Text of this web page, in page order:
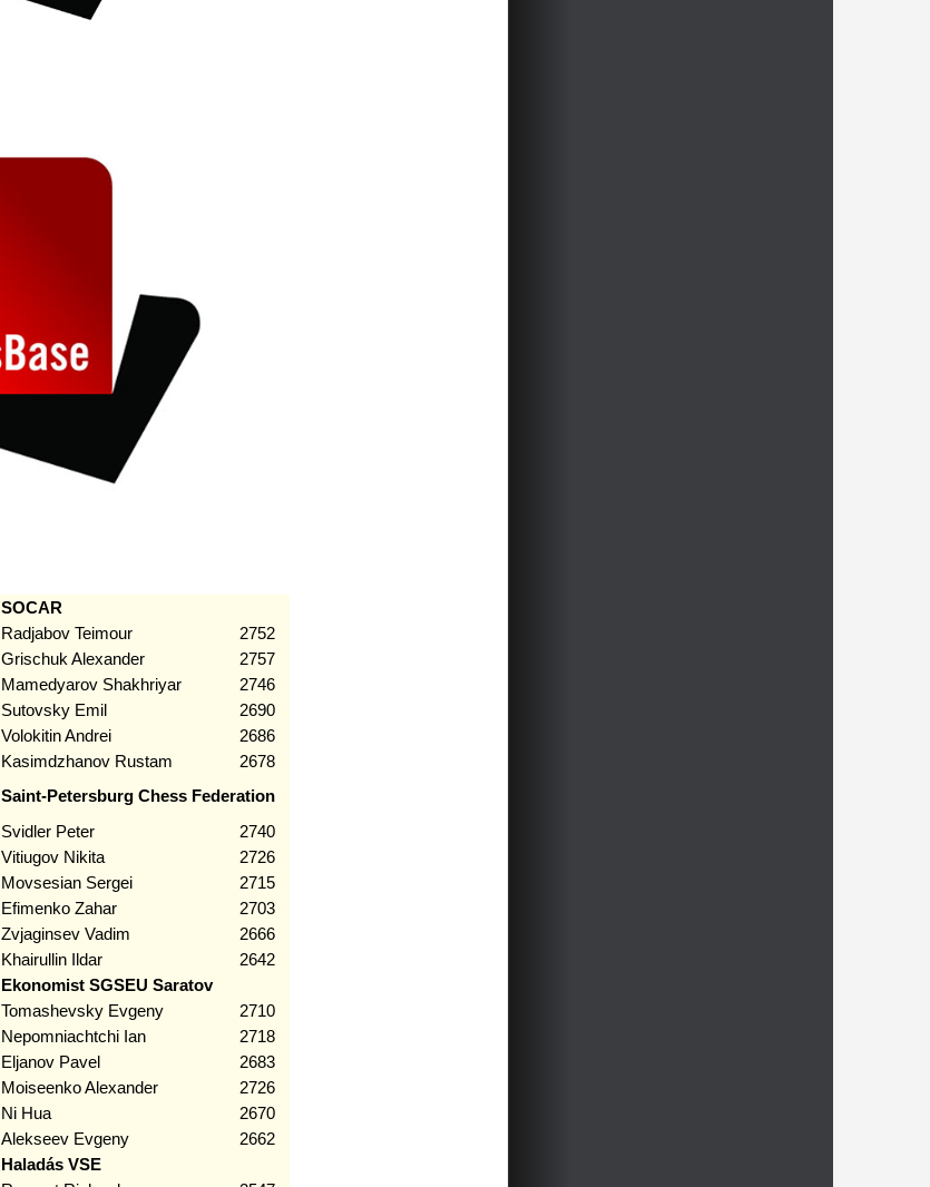
SOCAR
Radjabov Teimour
2752
Grischuk Alexander
2757
Mamedyarov Shakhriyar
2746
Sutovsky Emil
2690
Volokitin Andrei
2686
Kasimdzhanov Rustam
2678
Saint-Petersburg Chess Federation
Svidler Peter
2740
Vitiugov Nikita
2726
Movsesian Sergei
2715
Efimenko Zahar
2703
Zvjaginsev Vadim
2666
Khairullin Ildar
2642
Ekonomist SGSEU Saratov
Tomashevsky Evgeny
2710
Nepomniachtchi Ian
2718
Eljanov Pavel
2683
Moiseenko Alexander
2726
Ni Hua
2670
Alekseev Evgeny
2662
Haladás VSE